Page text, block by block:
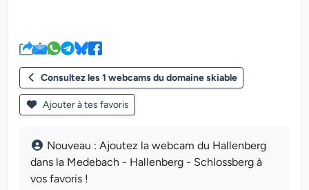
Consultez les 1 webcams du domaine skiable
Ajouter à tes favoris
Nouveau : Ajoutez la webcam du Hallenberg
dans la Medebach - Hallenberg - Schlossberg à
vos favoris !